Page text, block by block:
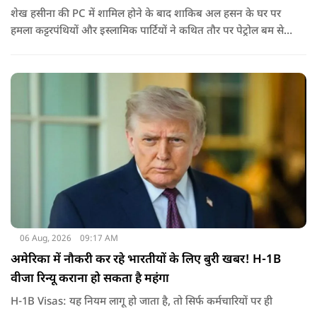
शेख हसीना की PC में शामिल होने के बाद शाकिब अल हसन के घर पर
हमला कट्टरपंथियों और इस्लामिक पार्टियों ने कथित तौर पर पेट्रोल बम से
जरिए संबोधन दिया था.
06 Aug, 2026 09:17 AM
अमेरिका में नौकरी कर रहे भारतीयों के लिए बुरी खबर! H-1B
वीजा रिन्यू कराना हो सकता है महंगा
H-1B Visas: यह नियम लागू हो जाता है, तो सिर्फ कर्मचारियों पर ही